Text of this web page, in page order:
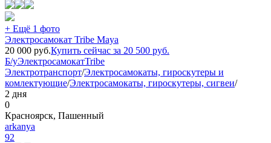
+ Ещё 1 фото
Электросамокат Tribe Maya
20 000 руб.Купить сейчас за 20 500 руб.
Б/уЭлектросамокатTribe
Электротранспорт/Электросамокаты, гироскутеры и
комлектующие/Электросамокаты, гироскутеры, сигвеи/
2 дня
0
Красноярск, Пашенный
arkanya
92